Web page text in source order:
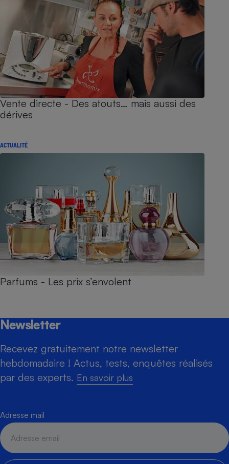
Vente directe - Des atouts… mais aussi des
dérives
ACTUALITÉ
Parfums - Les prix s’envolent
Newsletter
Recevez gratuitement notre newsletter
hebdomadaire ! Actus, tests, enquêtes réalisés
par des experts. En savoir plus
Adresse mail